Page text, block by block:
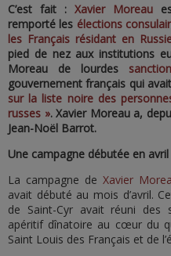
C’est fait : Xavier Moreau
remporté les élections
les Français résidant en
pied de nez aux institutions
Moreau de lourdes
gouvernement français qui
sur la liste noire des
russes ». Xavier Moreau a,
Jean-Noël Barrot.
Une campagne débutée en avril
La campagne de Xavier
avait débuté au mois d’avril.
de Saint-Cyr avait réuni des
apéritif dînatoire au cœur du
Saint Louis des Français et de